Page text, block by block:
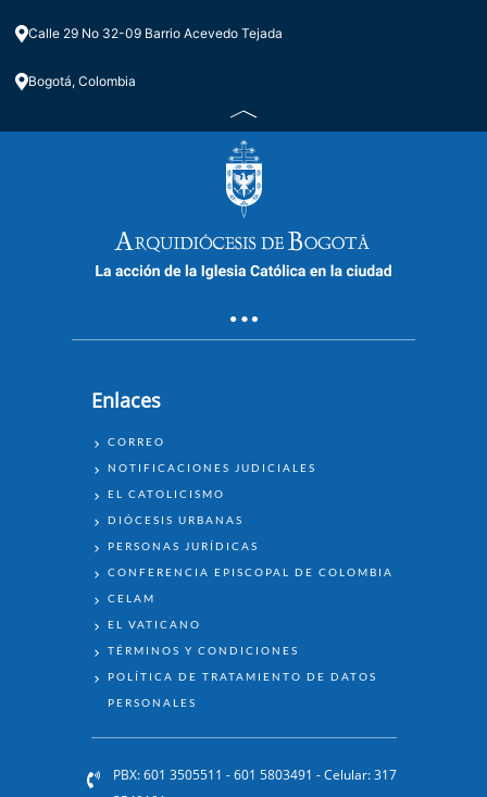
Calle 29 No 32-09 Barrio Acevedo Tejada
Bogotá, Colombia
Enlaces
ENLACES
CORREO
NOTIFICACIONES JUDICIALES
EL CATOLICISMO
DIÓCESIS URBANAS
PERSONAS JURÍDICAS
CONFERENCIA EPISCOPAL DE COLOMBIA
CELAM
EL VATICANO
TÉRMINOS Y CONDICIONES
POLÍTICA DE TRATAMIENTO DE DATOS
PERSONALES
PBX: 601 3505511 - 601 5803491 - Celular: 317